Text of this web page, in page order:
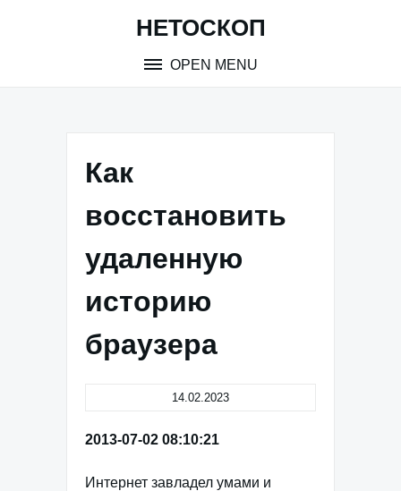
НЕТОСКОП
OPEN MENU
Как
восстановить
удаленную
историю
браузера
14.02.2023
2013-07-02 08:10:21
Интернет завладел умами и